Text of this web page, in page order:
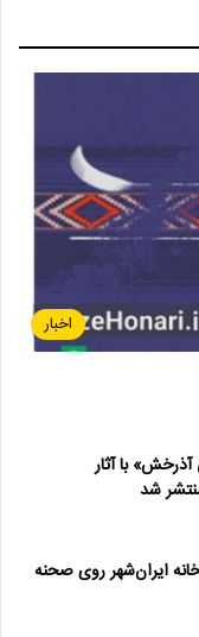
اخبار
با آثار
شد
ایران‌شهر روی صحنه